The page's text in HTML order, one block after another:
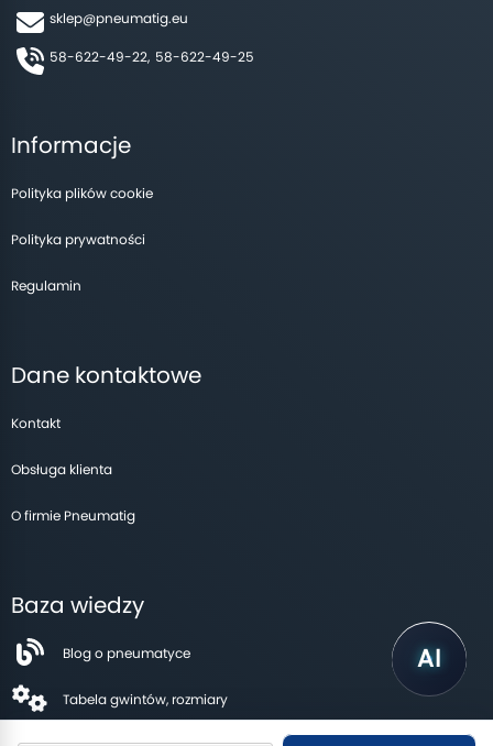
sklep@pneumatig.eu
58-622-49-22, 58-622-49-25
Informacje
Polityka plików cookie
Polityka prywatności
Regulamin
Dane kontaktowe
Kontakt
Obsługa klienta
O firmie Pneumatig
Baza wiedzy
Blog o pneumatyce
Tabela gwintów, rozmiary